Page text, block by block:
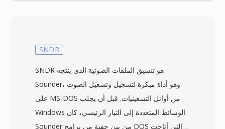
SNDR
SNDR هو تنسيق الملفات الصوتية الذي ينتجه
Sounder، وهو أداة مبكرة لتسجيل وتشغيل الصوت
على MS-DOS من أوائل التسعينيات. قبل أن يجلب
Windows الوسائط المتعددة إلى التيار الرئيسي، كان
Sounder من بين حفنة من برامج DOS التي أتاحت